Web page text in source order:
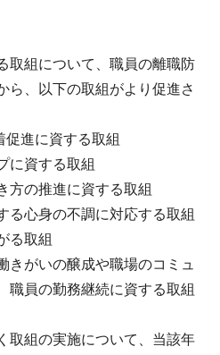
取組について、職員の離職防
ら、以下の取組がより促進さ
進に資する取組
資する取組
の推進に資する取組
心身の不調に対応する取組
る取組
がいの醸成や職場のコミュ
職員の勤務継続に資する取組
取組の実施について、当該年